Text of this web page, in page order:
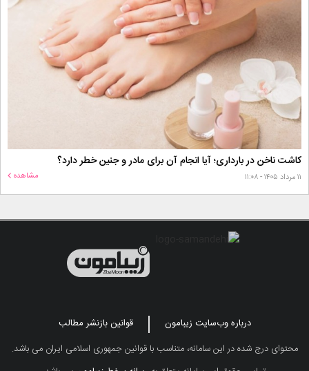
کاشت ناخن در بارداری؛ آیا انجام آن برای مادر و جنین خطر دارد؟
۱۱ مرداد ۱۴۰۵ - ۱۱:۰۸ مشاهده
درباره وب‌سایت زیبامون
قوانین بازنشر مطالب
محتوای درج شده در این سامانه، متناسب با قوانین جمهوری اسلامی ایران می باشد.